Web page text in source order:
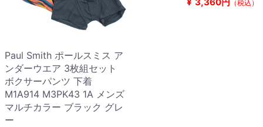
Paul Smith ポールスミス ア
ンダーウエア 3枚組セット
ボクサーパンツ 下着
M1A914 M3PK43 1A メンズ
マルチカラー ブラック グレ
ー
¥ 3,360円 （税込）